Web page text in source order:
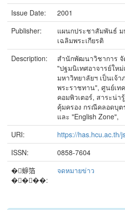
Issue Date:
2001
Publisher:
แผนกประชาสัมพันธ์ ม
เฉลิมพระเกียรติ
Description:
สำนักพัฒนาวิชาการ จั
"ปฐมนิเทศอาจารย์ให
มหาวิทยาลัยฯ เป็นเจ้
พระราชทาน", ศูนย์เท
คอมพิวเตอร์, สาระน่า
คุ้มครอง กรณีคลอดบุต
และ "English Zone",
URI:
https://has.hcu.ac.th/
ISSN:
0858-7604
�蝷箔
����:
จดหมายข่าว